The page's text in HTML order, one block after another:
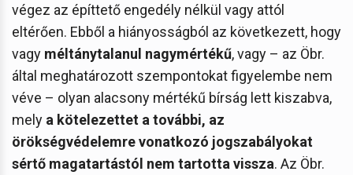
végez az építtető engedély nélkül vagy attól
eltérően. Ebből a hiányosságból az következett, hogy
vagy méltánytalanul nagymértékű, vagy – az Öbr.
által meghatározott szempontokat figyelembe nem
véve – olyan alacsony mértékű bírság lett kiszabva,
mely a kötelezettet a további, az
örökségvédelemre vonatkozó jogszabályokat
sértő magatartástól nem tartotta vissza. Az Öbr.